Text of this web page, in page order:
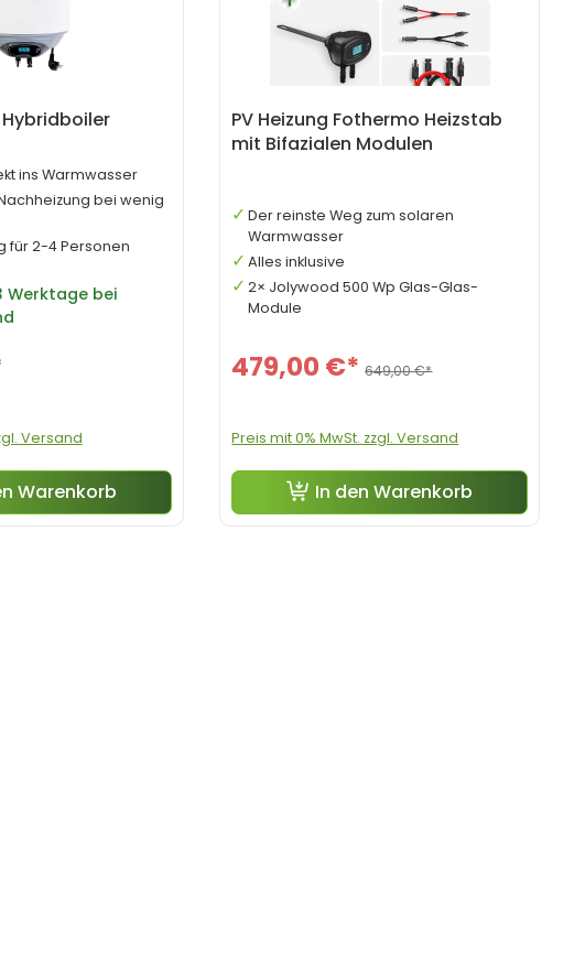
Werktage bei
Versand
ins Warmwasser
bei wenig
für 2-4 Personen
Warenkorb
PV Heizung Fothermo Heizstab
mit Bifazialen Modulen
479,00 €* 649,00 €*
Preis mit 0% MwSt. zzgl. Versand
Der reinste Weg zum solaren
Warmwasser
Alles inklusive
2× Jolywood 500 Wp Glas-Glas-
Module
In den Warenkorb